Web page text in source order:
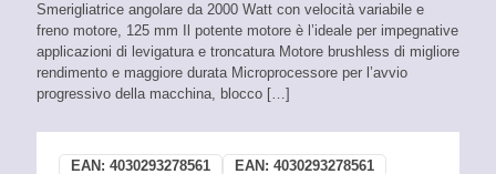
Smerigliatrice angolare da 2000 Watt con velocità variabile e
freno motore, 125 mm Il potente motore è l’ideale per impegnative
applicazioni di levigatura e troncatura Motore brushless di migliore
rendimento e maggiore durata Microprocessore per l’avvio
progressivo della macchina, blocco […]
EAN: 4030293278561 EAN: 4030293278561